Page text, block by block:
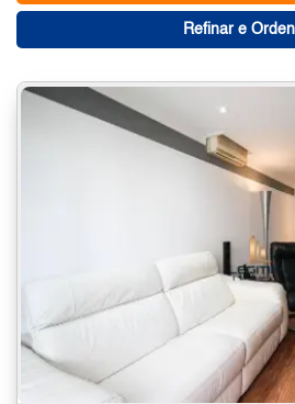
Refinar e